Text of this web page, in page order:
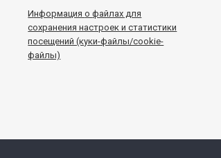
Информацияофайлах для
сохранения настроек и статистики
посещений (куки-файлы/cookie-
файлы)